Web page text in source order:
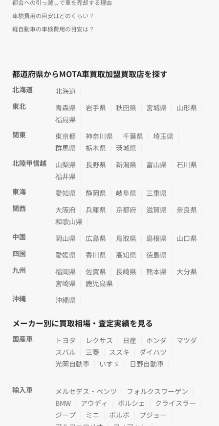
都会への引っ越しで車を売却する理由
車検費用の目安はどのくらい？
軽自動車の車検費用の目安は？
都道府県からMOTA車買取加盟買取店を探す
北海道
北海道
東北
青森県 岩手県 秋田県 宮城県
山形県
福島県
関東
東京都 神奈川県 千葉県
埼玉県
群馬県
栃木県
茨城県
北陸甲信越
山梨県 長野県 新潟県 富山県
石川県
福井県
東海
愛知県 静岡県 岐阜県
三重県
関西
大阪府 兵庫県 京都府 滋賀県
奈良県
和歌山県
中国
岡山県 広島県 鳥取県 島根県
山口県
四国
愛媛県 香川県 高知県
徳島県
九州
福岡県 佐賀県 長崎県 熊本県
大分県
宮崎県
鹿児島県
沖縄
沖縄県
メーカー別に買取相場・査定実績を見る
国産車 トヨタ レクサス 日産 ホンダ
マツダ
スバル
三菱 スズキ
ダイハツ
光岡自動車
いすゞ 日野自動車
輸入車 メルセデス・ベンツ
フォルクスワーゲン
BMW
アウディ ポルシェ
クライスラー
ジープ
ミニ ボルボ
プジョー